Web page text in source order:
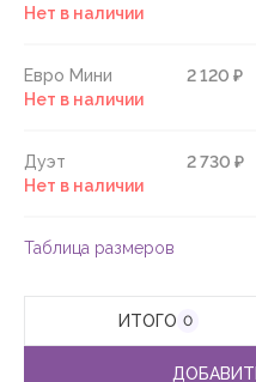
Нет в наличии
Евро Мини
2 120 ₽
Нет в наличии
Дуэт
2 730 ₽
Нет в наличии
Таблица размеров
ИТОГО 0